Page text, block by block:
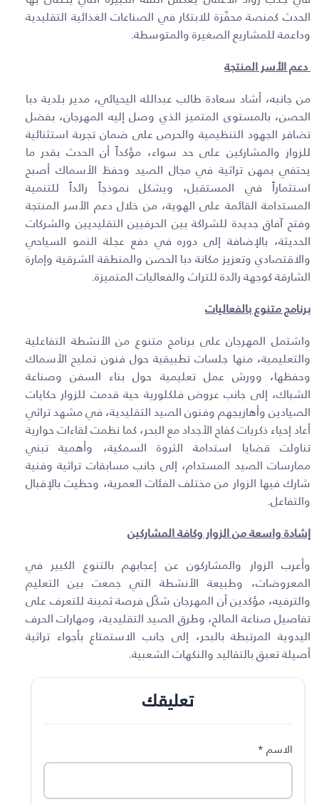
الحدث كمنصة محفّزة للابتكار في الصناعات الغذائية التقليدية
وداعمة للمشاريع الصغيرة والمتوسطة.
دعم الأسر المنتجة
من جانبه، أشاد سعادة طالب عبدالله اليحيائي، مدير بلدية دبا
الحصن، بالمستوى المتميز الذي وصل إليه المهرجان، بفضل
تضافر الجهود التنظيمية والحرص على ضمان تجربة استثنائية
للزوار والمشاركين على حد سواء، مؤكداً أن الحدث بقدر ما
يحتفي بمهن تراثية في مجال الصيد وحفظ الأسماك أصبح
استثماراً في المستقبل، ويشكل نموذجاً رائداً للتنمية
المستدامة القائمة على الهوية، من خلال دعم الأسر المنتجة
وفتح آفاق جديدة للشراكة بين الحرفيين التقليديين والشركات
الحديثة، بالإضافة إلى دوره في دفع عجلة النمو السياحي
والاقتصادي وتعزيز مكانة دبا الحصن والمنطقة الشرقية وإمارة
الشارقة كوجهة رائدة للتراث والفعاليات المتميزة.
برنامج متنوع بالفعاليات
واشتمل المهرجان على برنامج متنوع من الأنشطة التفاعلية
والتعليمية، منها جلسات تطبيقية حول فنون تمليح الأسماك
وحفظها، وورش عمل تعليمية حول بناء السفن وصناعة
الشباك، إلى جانب عروض فلكلورية حية قدمت للزوار حكايات
الصيادين وأهازيجهم وفنون الصيد التقليدية، في مشهد تراثي
أعاد إحياء ذكريات كفاح الأجداد مع البحر، كما نظمت لقاءات حوارية
تناولت قضايا استدامة الثروة السمكية، وأهمية تبني
ممارسات الصيد المستدام، إلى جانب مسابقات تراثية وفنية
شارك فيها الزوار من مختلف الفئات العمرية، وحظيت بالإقبال
والتفاعل.
إشادة واسعة من الزوار وكافة المشاركين
وأعرب الزوار والمشاركون عن إعجابهم بالتنوع الكبير في
المعروضات، وطبيعة الأنشطة التي جمعت بين التعليم
والترفيه، مؤكدين أن المهرجان شكّل فرصة ثمينة للتعرف على
تفاصيل صناعة المالح، وطرق الصيد التقليدية، ومهارات الحرف
اليدوية المرتبطة بالبحر، إلى جانب الاستمتاع بأجواء تراثية
أصيلة تعبق بالتقاليد والنكهات الشعبية.
تعليقك
الاسم *